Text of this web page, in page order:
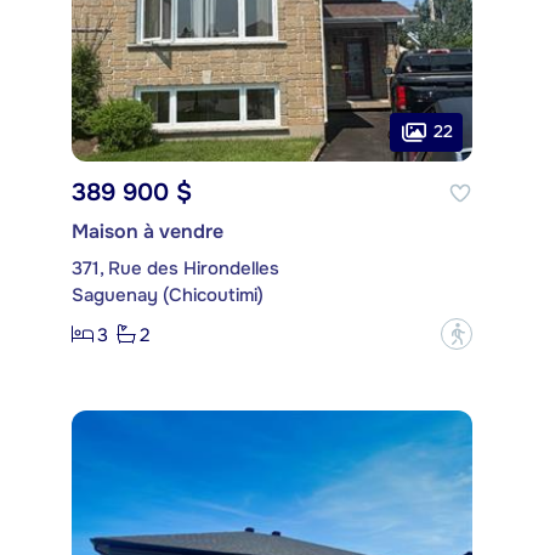
22
389 900 $
Maison à vendre
371, Rue des Hirondelles
Saguenay (Chicoutimi)
3
2 ?